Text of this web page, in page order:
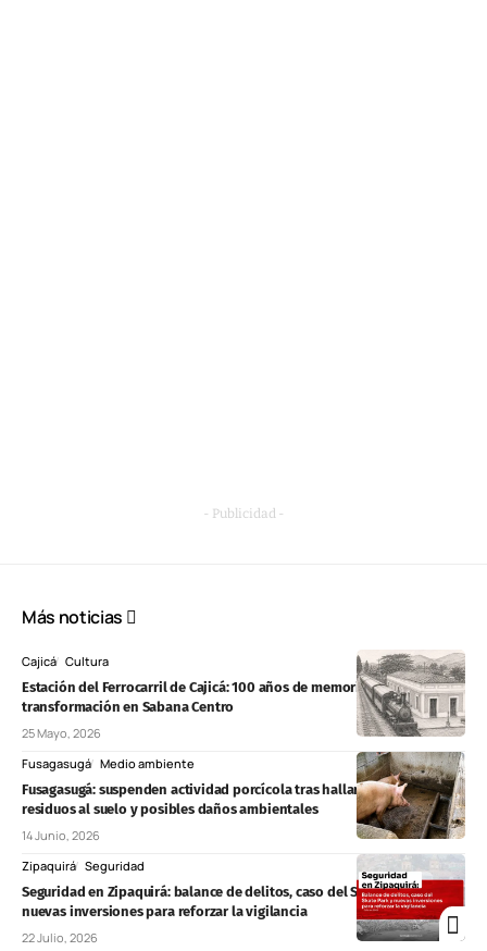
- Publicidad -
Más noticias
Cajicá Cultura
Estación del Ferrocarril de Cajicá: 100 años de memoria, patrimonio y
transformación en Sabana Centro
25 Mayo, 2026
Fusagasugá Medio ambiente
Fusagasugá: suspenden actividad porcícola tras hallar descargas de
residuos al suelo y posibles daños ambientales
14 Junio, 2026
Zipaquirá Seguridad
Seguridad en Zipaquirá: balance de delitos, caso del Skate Park y
nuevas inversiones para reforzar la vigilancia
22 Julio, 2026